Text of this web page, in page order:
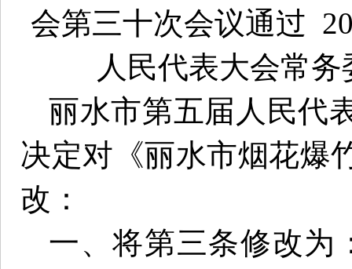
会第三十次会议通过
人民代表大会常
丽水市第五届人民代
决定对《丽水市烟花爆
改：
一、将第三条修改为